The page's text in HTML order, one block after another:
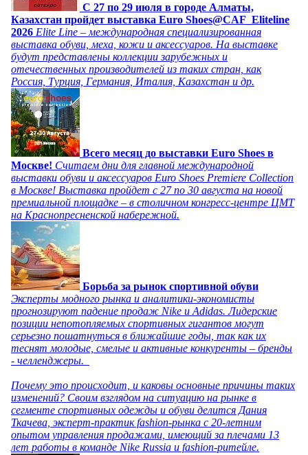
C 27 по 29 июля в городе Алматы,
Казахстан пройдет выставка Euro Shoes@CAF_Eliteline
2026 Elite Line – международная специализированная
выставка обуви, меха, кожи и аксессуаров. На выставке
будут представлены коллекции зарубежных и
отечественных производителей из таких стран, как
Россия, Турция, Германия, Италия, Казахстан и др.
Всего месяц до выставки Euro Shoes в
Москве! Считаем дни для главной международной
выставки обуви и аксессуаров Euro Shoes Premiere Collection
в Москве! Выставка пройдет с 27 по 30 августа на новой
премиальной площадке – в столичном конгресс-центре ЦМТ
на Краснопресненской набережной.
Борьба за рынок спортивной обуви
Эксперты модного рынка и аналитики-экономисты
прогнозируют падение продаж Nike и Adidas. Лидерские
позиции непотопляемых спортивных гигантов могут
серьезно пошатнуться в ближайшие годы, так как их
теснят молодые, смелые и активные конкуренты – бренды
- челленджеры.
Почему это происходит, и каковы основные причины таких
изменений? Своим взглядом на ситуацию на рынке в
сегменте спортивных одежды и обуви делится Дания
Ткачева, эксперт-практик fashion-рынка с 20-летним
опытом управления продажами, имеющий за плечами 13
лет работы в команде Nike Russia и fashion-ритейле.